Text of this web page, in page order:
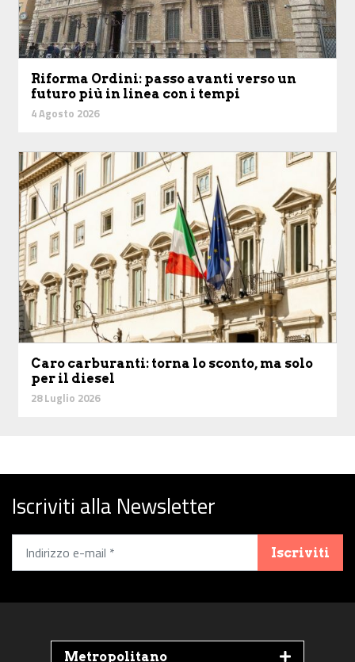
Riforma Ordini: passo avanti verso un
futuro più in linea con i tempi
4 Agosto 2026
Caro carburanti: torna lo sconto, ma solo
per il diesel
28 Luglio 2026
Iscriviti alla Newsletter
Iscriviti
Metropolitano